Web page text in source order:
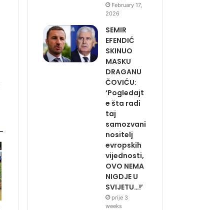
February 17,
2026
SEMIR
EFENDIĆ
SKINUO
MASKU
DRAGANU
ČOVIĆU:
‘Pogledajt
e šta radi
taj
samozvani
nositelj
evropskih
vijednosti,
OVO NEMA
NIGDJE U
SVIJETU…!’
prije 3
weeks